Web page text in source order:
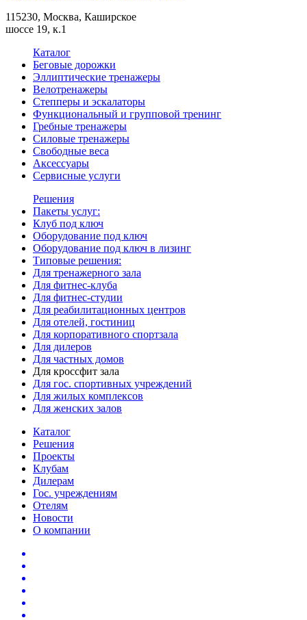
115230, Москва, Каширское
шоссе 19, к.1
Каталог
Беговые дорожки
Эллиптические тренажеры
Велотренажеры
Степперы и эскалаторы
Функциональный и групповой тренинг
Гребные тренажеры
Силовые тренажеры
Свободные веса
Аксессуары
Сервисные услуги
Решения
Пакеты услуг:
Клуб под ключ
Оборудование под ключ
Оборудование под ключ в лизинг
Типовые решения:
Для тренажерного зала
Для фитнес-клуба
Для фитнес-студии
Для реабилитационных центров
Для отелей, гостиниц
Для корпоративного спортзала
Для дилеров
Для частных домов
Для кроссфит зала
Для гос. спортивных учреждений
Для жилых комплексов
Для женских залов
Каталог
Решения
Проекты
Клубам
Дилерам
Гос. учреждениям
Отелям
Новости
О компании